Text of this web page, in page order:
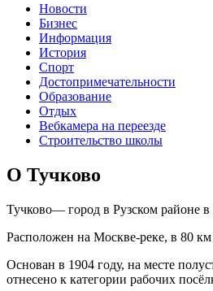
Новости
Бизнес
Информация
История
Спорт
Достопримечательности
Образование
Отдых
Вебкамера на переезде
Строительство школы
О Тучково
Тучково— город в Рузском районе
Расположен на Москве-реке, в 80
Основан в 1904 году, на месте
отнесено к категории рабочих